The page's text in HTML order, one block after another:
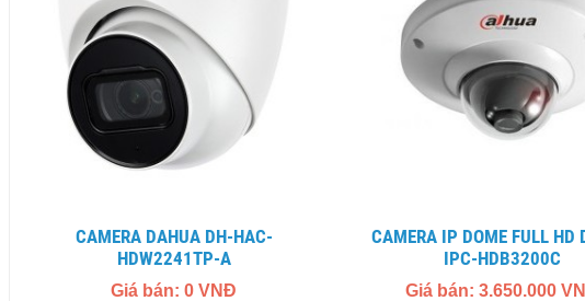
CAMERA DAHUA DH-HAC-
HDW2241TP-A
Giá bán: 0 VNĐ
CAMERA IP DOME FULL HD DAHUA
IPC-HDB3200C
Giá bán: 3.650.000